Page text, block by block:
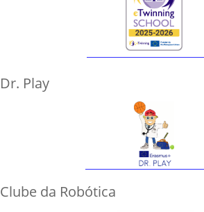
Dr. Play
Clube da Robótica